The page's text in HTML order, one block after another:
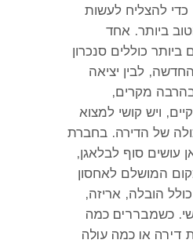
כדי להצליח לעשות
ביותר. אחד
כוללים סנכרון
החדשה, לבין יציאה
מקרים,
, ויש קושי למצוא
של הדירה. בחברת
עושים סוף לבלאגן,
המושלם לאחסון
כולל הובלה, אריזה,
. כשמבררים כמה
דירה או כמה עולה